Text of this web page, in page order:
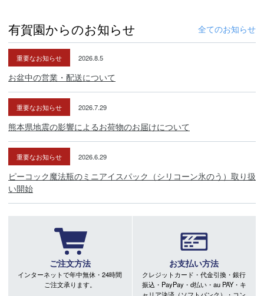
有賀園からのお知らせ 全てのお知らせ
重要なお知らせ 2026.8.5
お盆中の営業・配送について
重要なお知らせ 2026.7.29
熊本県地震の影響によるお荷物のお届けについて
重要なお知らせ 2026.6.29
ピーコック魔法瓶のミニアイスパック（シリコーン氷のう）取り扱
い開始
ご注文方法
インターネットで年中無休・24時間
ご注文承ります。
お支払い方法
クレジットカード・代金引換・銀行
振込・PayPay・d払い・au PAY・キ